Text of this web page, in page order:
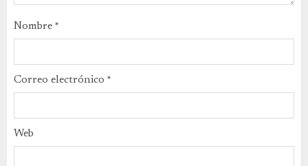
Nombre *
Correo electrónico *
Web